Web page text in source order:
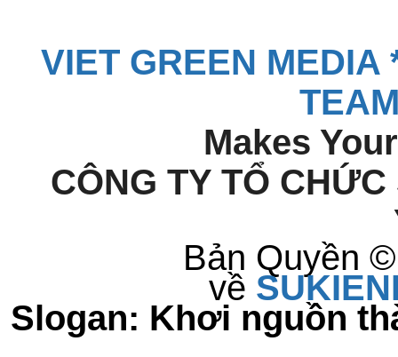
VIET GREEN MEDIA
Makes
CÔNG TY TỔ
Bản Quyền
về S
Slogan: Khơi nguồn